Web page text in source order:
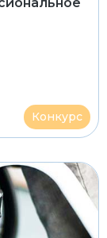
Конкурс